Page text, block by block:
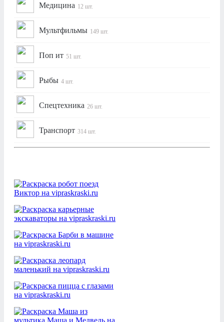
Медицина 12 шт.
Мультфильмы 149 шт.
Поп ит 51 шт.
Рыбы 4 шт.
Спецтехника 26 шт.
Транспорт 314 шт.